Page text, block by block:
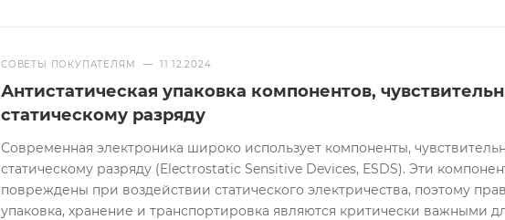
СОВЕТЫ ПОКУПАТЕЛЯМ — 11.12.2024
Антистатическая упаковка компонентов,
статическому разряду
Современная электроника широко использует компоненты,
статическому разряду (Electrostatic Sensitive Devices, ESDS). Эти
повреждены при воздействии статического электричества, поэтому
упаковка, хранение и транспортировка являются критически важными